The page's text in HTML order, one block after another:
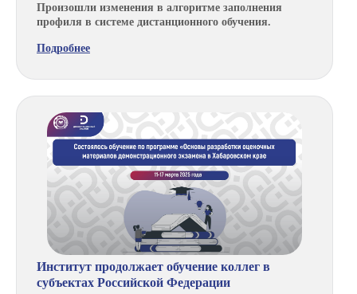
Произошли изменения в алгоритме заполнения
профиля в системе дистанционного обучения.
Подробнее
Институт продолжает обучение коллег в
субъектах Российской Федерации